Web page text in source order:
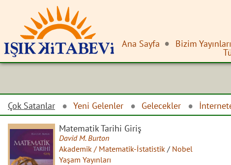
Ana Sayfa Bizim
Çok Satanlar Yeni Gelenler Gelecekler
Matematik Tarihi Giriş
David M. Burton
Akademik / Matematik-İstatistik / Nobel
Yaşam Yayınları